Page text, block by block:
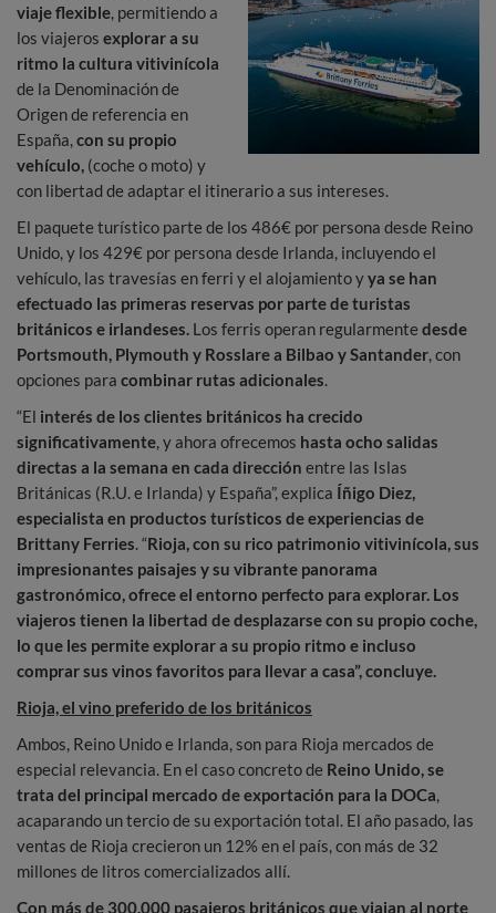
viaje flexible, permitiendo a
los viajeros explorar a su
ritmo la cultura vitivinícola
de la Denominación de
Origen de referencia en
España,con su propio
vehículo, (coche o moto) y
con libertad de adaptar el itinerario a sus intereses.
El paquete turístico parte de los 486€ por persona desde Reino
Unido, y los 429€ por persona desde Irlanda, incluyendo el
vehículo, las travesías en ferri y el alojamiento yya se han
efectuado las primeras reservas por parte de turistas
británicos e irlandeses. Los ferris operan regularmente desde
Portsmouth, Plymouth y Rosslare a Bilbao y Santander, con
opciones para combinar rutas adicionales.
“El interés de los clientes británicos ha crecido
significativamente, y ahora ofrecemos hasta ocho salidas
directas a la semana en cada dirección entre las Islas
Británicas (R.U. e Irlanda) y España”, explica Íñigo Diez,
especialista en productos turísticos de experiencias de
Brittany Ferries. “Rioja, con su rico patrimonio vitivinícola, sus
impresionantes paisajes y su vibrante panorama
gastronómico, ofrece el entorno perfecto para explorar. Los
viajeros tienen la libertad de desplazarse con su propio coche,
lo que les permite explorar a su propio ritmo e incluso
comprar sus vinos favoritos para llevar a casa”, concluye.
Rioja, el vino preferido de los británicos
Ambos, Reino Unido e Irlanda, son para Rioja mercados de
especial relevancia. En el caso concreto de Reino Unido, se
trata del principal mercado de exportación para la DOCa,
acaparando un tercio de su exportación total. El año pasado, las
ventas de Rioja crecieron un 12% en el país, con más de 32
millones de litros comercializados allí.
Con más de 300.000 pasajeros británicos que viajan al norte